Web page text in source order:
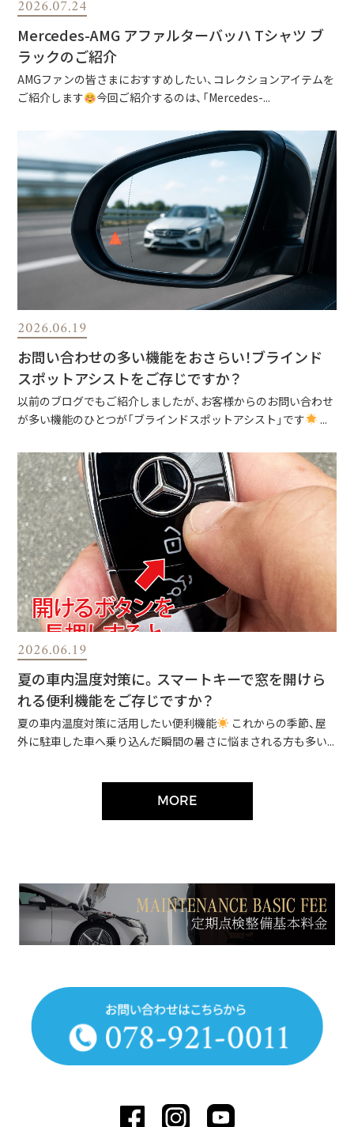
2026.07.24
Mercedes-AMG アファルターバッハ Tシャツ ブ
ラックのご紹介
AMGファンの皆さまにおすすめしたい、コレクションアイテムを
ご紹介します
今回ご紹介するのは、「Mercedes-...
2026.06.19
お問い合わせの多い機能をおさらい！ブラインド
スポットアシストをご存じですか？
以前のブログでもご紹介しましたが、お客様からのお問い合わせ
が多い機能のひとつが「ブラインドスポットアシスト」です
...
2026.06.19
夏の車内温度対策に。スマートキーで窓を開けら
れる便利機能をご存じですか？
夏の車内温度対策に活用したい便利機能
これからの季節、屋
外に駐車した車へ乗り込んだ瞬間の暑さに悩まされる方も多い...
MORE